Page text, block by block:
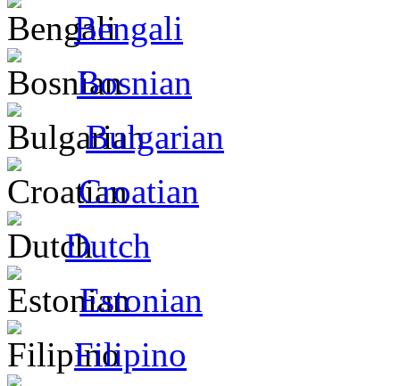
Bengali
Bosnian
Bulgarian
Croatian
Dutch
Estonian
Filipino